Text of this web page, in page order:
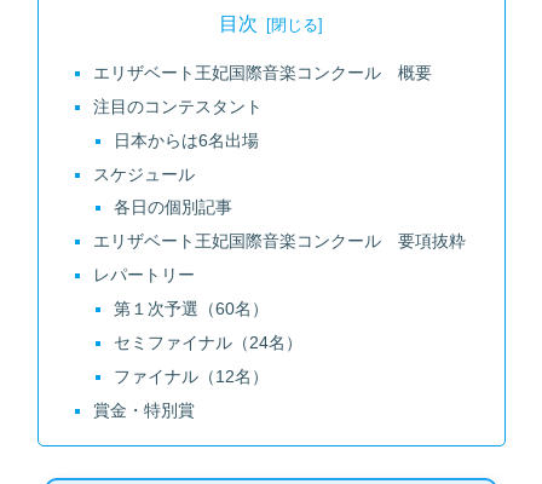
目次
エリザベート王妃国際音楽コンクール 概要
注目のコンテスタント
日本からは6名出場
スケジュール
各日の個別記事
エリザベート王妃国際音楽コンクール 要項抜粋
レパートリー
第１次予選（60名）
セミファイナル（24名）
ファイナル（12名）
賞金・特別賞